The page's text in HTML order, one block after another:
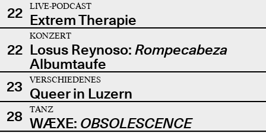
22
LIVE-PODCAST
Extrem Therapie
22
KONZERT
Losus Reynoso: Rompecabeza
Albumtaufe
23
VERSCHIEDENES
Queer in Luzern
28
TANZ
WÆXE: OBSOLESCENCE